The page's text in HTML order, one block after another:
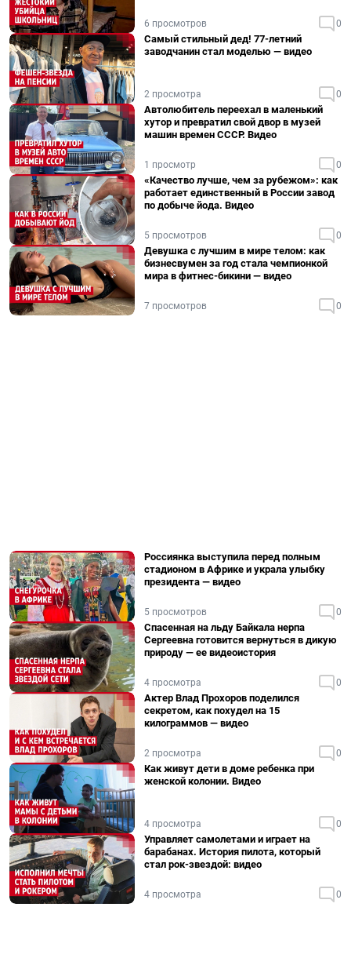
6 просмотров 0
Самый стильный дед! 77-летний
заводчанин стал моделью — видео
2 просмотра 0
Автолюбитель переехал в маленький
хутор и превратил свой двор в музей
машин времен СССР. Видео
1 просмотр 0
«Качество лучше, чем за рубежом»: как
работает единственный в России завод
по добыче йода. Видео
5 просмотров 0
Девушка с лучшим в мире телом: как
бизнесвумен за год стала чемпионкой
мира в фитнес-бикини — видео
7 просмотров 0
Россиянка выступила перед полным
стадионом в Африке и украла улыбку
президента — видео
5 просмотров 0
Спасенная на льду Байкала нерпа
Сергеевна готовится вернуться в дикую
природу — ее видеоистория
4 просмотра 0
Актер Влад Прохоров поделился
секретом, как похудел на 15
килограммов — видео
2 просмотра 0
Как живут дети в доме ребенка при
женской колонии. Видео
4 просмотра 0
Управляет самолетами и играет на
барабанах. История пилота, который
стал рок-звездой: видео
4 просмотра 0